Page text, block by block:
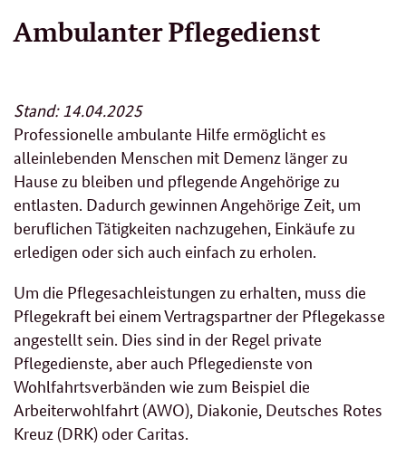
Ambulanter Pflegedienst
Stand: 14.04.2025
Professionelle ambulante Hilfe ermöglicht es
alleinlebenden Menschen mit Demenz länger zu
Hause zu bleiben und pflegende Angehörige zu
entlasten. Dadurch gewinnen Angehörige Zeit, um
beruflichen Tätigkeiten nachzugehen, Einkäufe zu
erledigen oder sich auch einfach zu erholen.
Um die Pflegesachleistungen zu erhalten, muss die
Pflegekraft bei einem Vertragspartner der Pflegekasse
angestellt sein. Dies sind in der Regel private
Pflegedienste, aber auch Pflegedienste von
Wohlfahrtsverbänden wie zum Beispiel die
Arbeiterwohlfahrt (AWO), Diakonie, Deutsches Rotes
Kreuz (DRK) oder Caritas.